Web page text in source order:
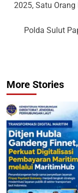
2025, Satu
Polda Sulut
More Stories